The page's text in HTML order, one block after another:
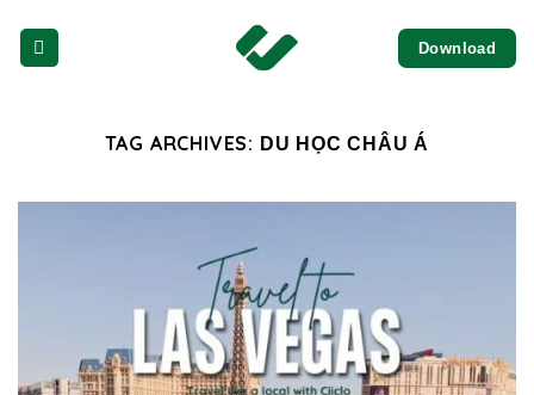
Download
TAG ARCHIVES: DU HỌC CHÂU Á